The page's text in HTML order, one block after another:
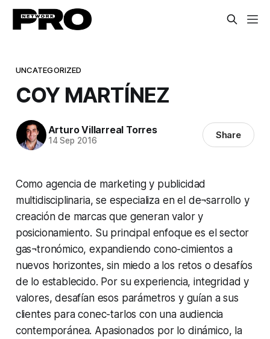
UNCATEGORIZED
COY MARTÍNEZ
Arturo Villarreal Torres
14 Sep 2016 Share
Como agencia de marketing y publicidad
multidisciplinaria, se especializa en el de¬sarrollo y
creación de marcas que generan valor y
posicionamiento. Su principal enfoque es el sector
gas¬tronómico, expandiendo cono-cimientos a
nuevos horizontes, sin miedo a los retos o desafíos
de lo establecido. Por su experiencia, integridad y
valores, desafían esos parámetros y guían a sus
clientes para conec-tarlos con una audiencia
contemporánea. Apasionados por lo dinámico, la